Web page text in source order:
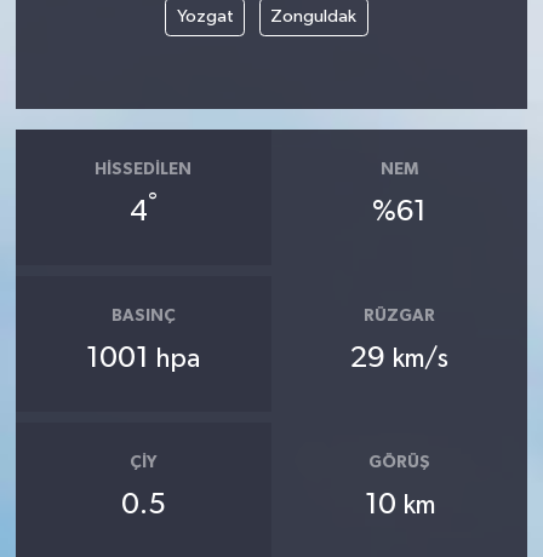
Yozgat Zonguldak
HISSEDILEN
4°
NEM
%61
BASINÇ
1001 hpa
RÜZGAR
29 km/s
ÇIY
0.5
GÖRÜŞ
10 km